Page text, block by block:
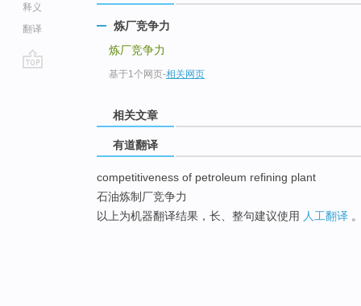
释义
翻译
炼厂竞争力
炼厂竞争力
基于1个网页-相关网页
相关文章
有道翻译
competitiveness of petroleum refining plant
石油炼制厂竞争力
以上为机器翻译结果，长、整句建议使用 人工翻译